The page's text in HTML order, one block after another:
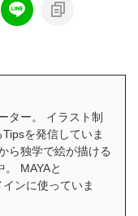
ター。 イラスト制
を発信していま
ら独学で絵が描ける
MAYAと
ンに使っていま